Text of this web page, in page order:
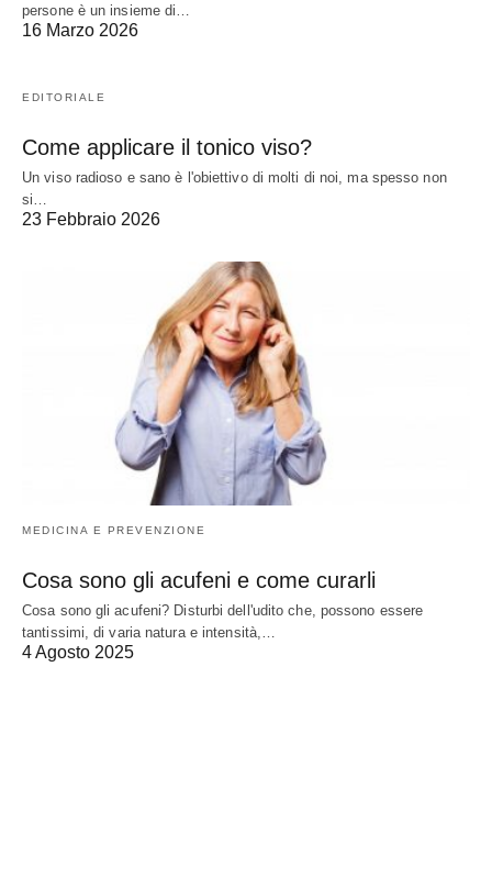
persone è un insieme di…
16 Marzo 2026
EDITORIALE
Come applicare il tonico viso?
Un viso radioso e sano è l'obiettivo di molti di noi, ma spesso non
si…
23 Febbraio 2026
MEDICINA E PREVENZIONE
Cosa sono gli acufeni e come curarli
Cosa sono gli acufeni? Disturbi dell'udito che, possono essere
tantissimi, di varia natura e intensità,…
4 Agosto 2025